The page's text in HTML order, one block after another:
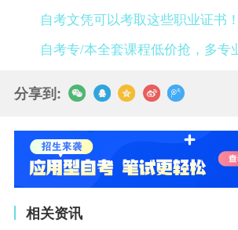
自考文凭可以考取这些职业证书！
自考专/本全套课程低价抢，多专
分享到:
相关资讯